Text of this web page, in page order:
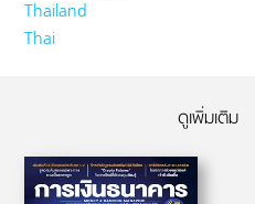
Thailand
Thai
ดูเพิ่มเติม